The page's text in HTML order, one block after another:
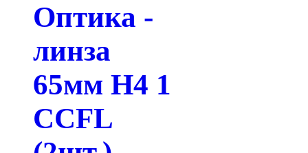
Оптика -
линза
65мм H4 1
CCFL